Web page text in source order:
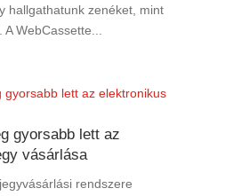
hallgathatunk zenéket, mint
A WebCassette...
gyorsabb lett az
vásárlása
rendszere